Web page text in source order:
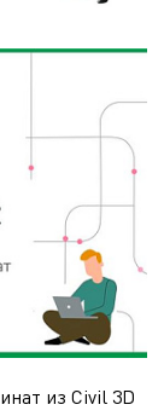
из Civil 3D